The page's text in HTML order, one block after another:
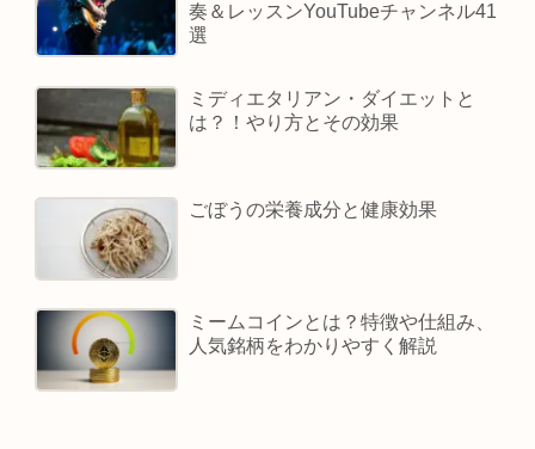
奏＆レッスンYouTubeチャンネル41
選
ミディエタリアン・ダイエットと
は？！やり方とその効果
ごぼうの栄養成分と健康効果
ミームコインとは？特徴や仕組み、
人気銘柄をわかりやすく解説